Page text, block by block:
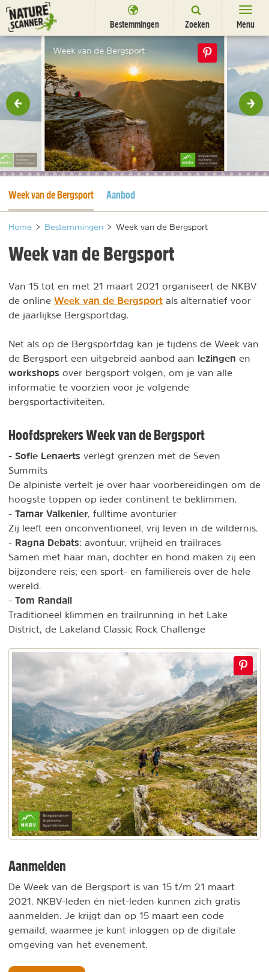
Ga
naar
content
Bestemmingen Zoeken Menu
Bestemmingen
Overnachten
Activiteiten
Natuurparken
Dieren
Nieuwsbrief Uitgelicht
Week van de Bergsport
Huidige pagina
Week van de Bergsport Aanbod
Home > Bestemmingen > Week van de Bergsport
Week van de Bergsport
Van 15 tot en met 21 maart 2021 organiseert de NKBV
de online Week van de Bergsport als alternatief voor
de jaarlijkse Bergsportdag.
Net als op de Bergsportdag kan je tijdens de Week van
de Bergsport een uitgebreid aanbod aan lezingen en
workshops over bergsport volgen, om je van alle
informatie te voorzien voor je volgende
bergsportactiviteiten.
Hoofdsprekers Week van de Bergsport
- Sofie Lenaerts verlegt grenzen met de Seven
Summits
De alpiniste vertelt je over haar voorbereidingen om de
hoogste toppen op ieder continent te beklimmen.
- Tamar Valkenier , fulltime avonturier
Zij leeft een onconventioneel, vrij leven in de wildernis.
- Ragna Debats: avontuur, vrijheid en trailraces
Samen met haar man, dochter en hond maken zij een
bijzondere reis; een sport- en familiereis over de hele
wereld.
- Tom Randall
Traditioneel klimmen en trailrunning in het Lake
District, de Lakeland Classic Rock Challenge
Aanmelden
De Week van de Bergsport is van 15 t/m 21 maart
2021. NKBV-leden én niet-leden kunnen zich gratis
aanmelden. Je krijgt dan op 15 maart een code
gemaild, waarmee je kunt inloggen op de digitale
omgeving van het evenement.